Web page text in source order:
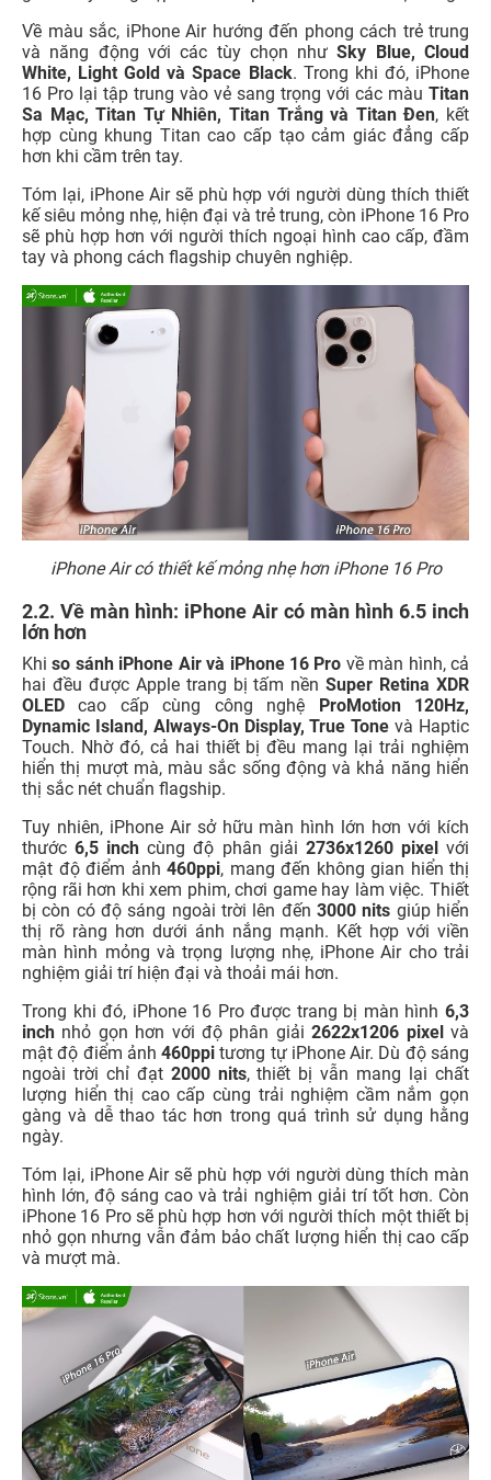
Về màu sắc, iPhone Air hướng đến phong cách trẻ trung
và năng động với các tùy chọn nhưSky Blue, Cloud
White, Light Gold và Space Black. Trong khi đó, iPhone
16 Pro lại tập trung vào vẻ sang trọng với các màu Titan
Sa Mạc, Titan Tự Nhiên, Titan Trắng và Titan Đen, kết
hợp cùng khung Titan cao cấp tạo cảm giác đẳng cấp
hơn khi cầm trên tay.
Tóm lại, iPhone Air sẽ phù hợp với người dùng thích thiết
kế siêu mỏng nhẹ, hiện đại và trẻ trung, còn iPhone 16 Pro
sẽ phù hợp hơn với người thích ngoại hình cao cấp, đầm
tay và phong cách flagship chuyên nghiệp.
iPhone Air có thiết kế mỏng nhẹ hơn iPhone 16 Pro
2.2. Về màn hình: iPhone Air có màn hình 6.5 inch
lớn hơn
Khiso sánh iPhone Air và iPhone 16 Pro về màn hình, cả
hai đều được Apple trang bị tấm nềnSuper Retina XDR
OLED cao cấp cùng công nghệ ProMotion 120Hz,
Dynamic Island, Always-On Display, True Tone và Haptic
Touch. Nhờ đó, cả hai thiết bị đều mang lại trải nghiệm
hiển thị mượt mà, màu sắc sống động và khả năng hiển
thị sắc nét chuẩn flagship.
Tuy nhiên, iPhone Air sở hữu màn hình lớn hơn với kích
thước6,5 inch cùng độ phân giải 2736x1260 pixelvới
mật độ điểm ảnh 460ppi, mang đến không gian hiển thị
rộng rãi hơn khi xem phim, chơi game hay làm việc. Thiết
bị còn có độ sáng ngoài trời lên đến 3000 nits giúp hiển
thị rõ ràng hơn dưới ánh nắng mạnh. Kết hợp với viền
màn hình mỏng và trọng lượng nhẹ, iPhone Air cho trải
nghiệm giải trí hiện đại và thoải mái hơn.
Trong khi đó, iPhone 16 Pro được trang bị màn hình 6,3
inch nhỏ gọn hơn với độ phân giải2622x1206 pixelvà
mật độ điểm ảnh460ppitương tự iPhone Air. Dù độ sáng
ngoài trời chỉ đạt 2000 nits, thiết bị vẫn mang lại chất
lượng hiển thị cao cấp cùng trải nghiệm cầm nắm gọn
gàng và dễ thao tác hơn trong quá trình sử dụng hằng
ngày.
Tóm lại, iPhone Air sẽ phù hợp với người dùng thích màn
hình lớn, độ sáng cao và trải nghiệm giải trí tốt hơn. Còn
iPhone 16 Pro sẽ phù hợp hơn với người thích một thiết bị
nhỏ gọn nhưng vẫn đảm bảo chất lượng hiển thị cao cấp
và mượt mà.